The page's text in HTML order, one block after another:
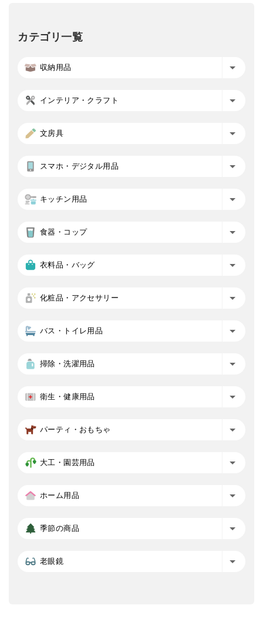
カテゴリ一覧
収納用品
インテリア・クラフト
文房具
スマホ・デジタル用品
キッチン用品
食器・コップ
衣料品・バッグ
化粧品・アクセサリー
バス・トイレ用品
掃除・洗濯用品
衛生・健康用品
パーティ・おもちゃ
大工・園芸用品
ホーム用品
季節の商品
老眼鏡